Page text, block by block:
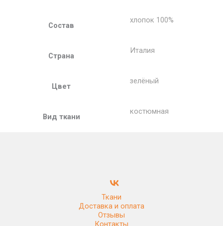
Состав
хлопок 100%
Страна
Италия
Цвет
зелёный
Вид ткани
костюмная
Ткани
Доставка и оплата
Отзывы
Контакты